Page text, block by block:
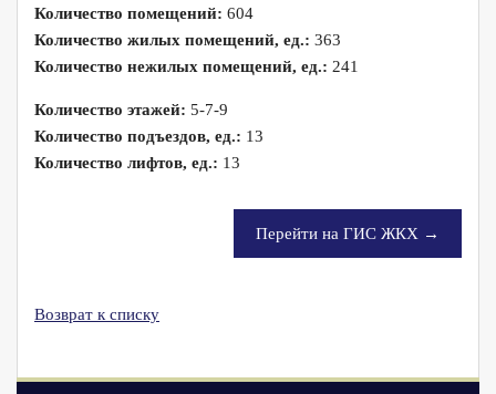
Количество помещений: 604
Количество жилых помещений, ед.: 363
Количество нежилых помещений, ед.: 241
Количество этажей: 5-7-9
Количество подъездов, ед.: 13
Количество лифтов, ед.: 13
Перейти на ГИС ЖКХ →
Возврат к списку